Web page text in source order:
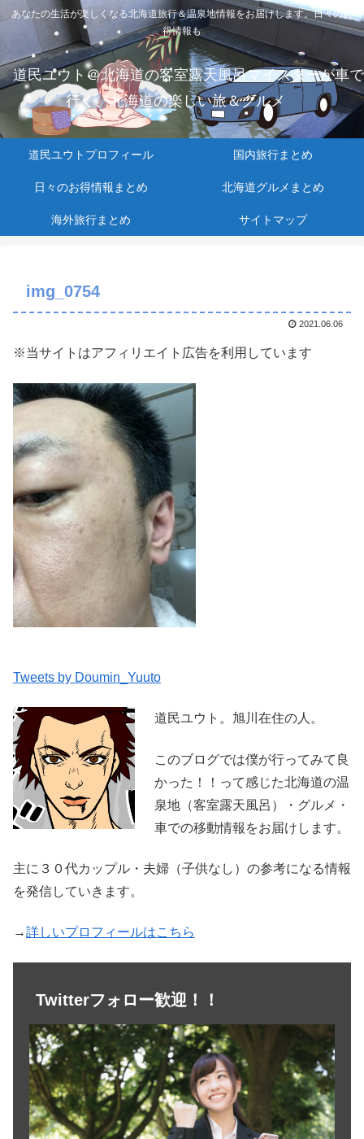
あなたの生活が楽しくなる北海道旅行＆温泉地情報をお届けします。日々のお
得情報も
道民ユウト＠北海道の客室露天風呂マイスターが車で
行く、北海道の楽しい旅＆グルメ
道民ユウトプロフィール 国内旅行まとめ
日々のお得情報まとめ 北海道グルメまとめ
海外旅行まとめ サイトマップ
img_0754
2021.06.06
※当サイトはアフィリエイト広告を利用しています
Tweets by Doumin_Yuuto
道民ユウト。旭川在住の人。
このブログでは僕が行ってみて良
かった！！って感じた北海道の温
泉地（客室露天風呂）・グルメ・
車での移動情報をお届けします。
主に３０代カップル・夫婦（子供なし）の参考になる情報
を発信していきます。
→詳しいプロフィールはこちら
Twitterフォロー歓迎！！